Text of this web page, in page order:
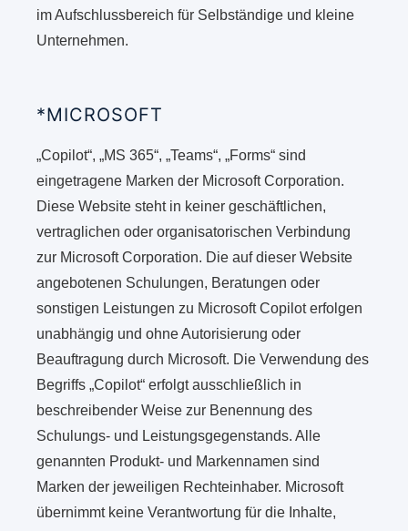
im Aufschlussbereich für Selbständige und kleine
Unternehmen.
*MICROSOFT
„Copilot“, „MS 365“, „Teams“, „Forms“ sind
eingetragene Marken der Microsoft Corporation.
Diese Website steht in keiner geschäftlichen,
vertraglichen oder organisatorischen Verbindung
zur Microsoft Corporation. Die auf dieser Website
angebotenen Schulungen, Beratungen oder
sonstigen Leistungen zu Microsoft Copilot erfolgen
unabhängig und ohne Autorisierung oder
Beauftragung durch Microsoft. Die Verwendung des
Begriffs „Copilot“ erfolgt ausschließlich in
beschreibender Weise zur Benennung des
Schulungs- und Leistungsgegenstands. Alle
genannten Produkt- und Markennamen sind
Marken der jeweiligen Rechteinhaber. Microsoft
übernimmt keine Verantwortung für die Inhalte,